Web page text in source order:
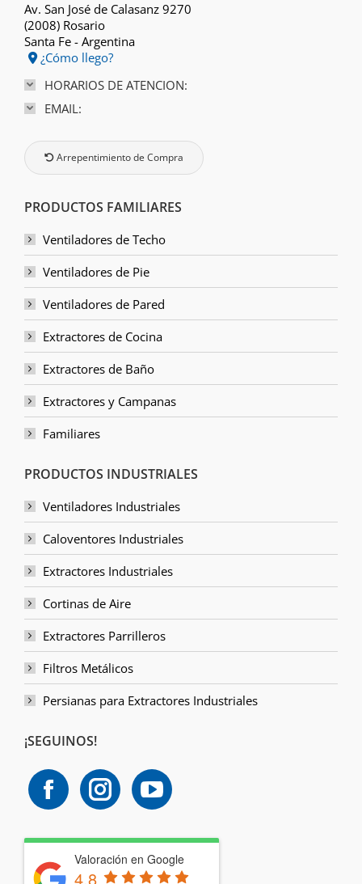
Av. San José de Calasanz 9270
(2008) Rosario
Santa Fe - Argentina
¿Cómo llego?
HORARIOS DE ATENCION:
EMAIL:
Arrepentimiento de Compra
PRODUCTOS FAMILIARES
Ventiladores de Techo
Ventiladores de Pie
Ventiladores de Pared
Extractores de Cocina
Extractores de Baño
Extractores y Campanas
Familiares
PRODUCTOS INDUSTRIALES
Ventiladores Industriales
Caloventores Industriales
Extractores Industriales
Cortinas de Aire
Extractores Parrilleros
Filtros Metálicos
Persianas para Extractores Industriales
¡SEGUINOS!
Valoración en Google
4.8